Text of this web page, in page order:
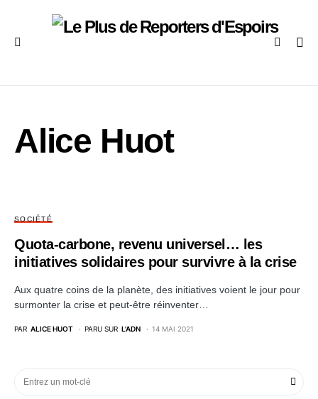
Alice Huot
SOCIÉTÉ
Quota-carbone, revenu universel… les
initiatives solidaires pour survivre à la crise
Aux quatre coins de la planète, des initiatives voient le jour pour
surmonter la crise et peut-être réinventer…
PAR ALICE HUOT PARU SUR L'ADN 14 MAI 2021